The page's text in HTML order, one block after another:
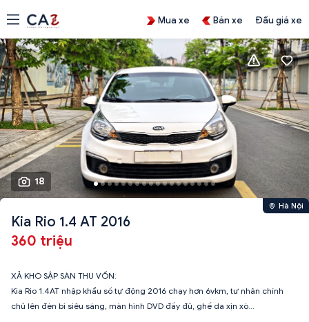
Mua xe Bán xe Đấu giá xe
18
Hà Nội
Kia Rio 1.4 AT 2016
360 triệu
XẢ KHO SẬP SÀN THU VỐN:
Kia Rio 1.4AT nhập khẩu số tự động 2016 chạy hơn 6vkm, tư nhân chính
chủ lên đèn bi siêu sáng, màn hình DVD đầy đủ, ghế da xịn xò…